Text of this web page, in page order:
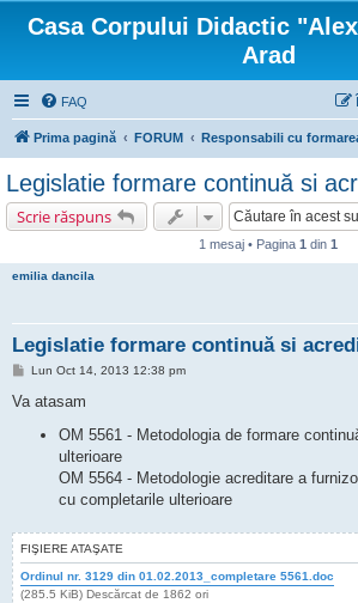
Casa Corpului Didactic
Arad
FAQ
Prima pagină FORUM Responsabili cu
Legislatie formare continuă si
Scrie răspuns
1 mesaj • Pagina 1 din 1
emilia dancila
Legislatie formare continuă si
M
s
Lun Oct 14, 2013 12:38 pm
Va atasam
OM 5561 - Metodologia de formare
ulterioare
OM 5564 - Metodologie acreditare a
cu completarile ulterioare
FIŞIERE ATAŞATE
Ordinul nr. 3129 din 01.02.2013_completare 5561.doc
(285.5 KiB) Descărcat de 1862 ori